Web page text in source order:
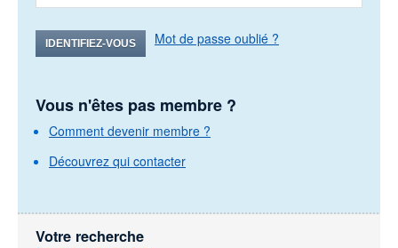
IDENTIFIEZ-VOUS Mot de passe oublié ?
Vous n'êtes pas membre ?
Comment devenir membre ?
Découvrez qui contacter
Votre recherche